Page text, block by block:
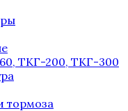
ТКГ-200, ТКГ-300
тормоза